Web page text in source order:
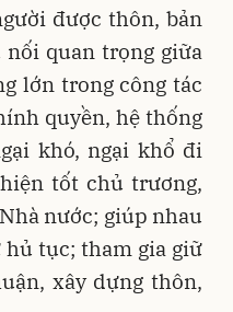
được thôn, bản
quan trọng giữa
lớn trong công tác
quyền, hệ thống
khó, ngại khổ đi
tốt chủ trương,
nước; giúp nhau
tục; tham gia giữ
xây dựng thôn,